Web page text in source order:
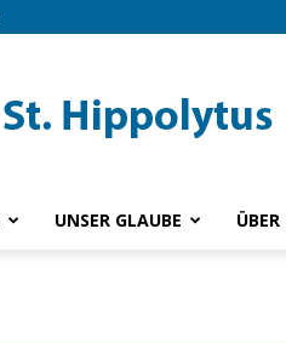
UNSER GLAUBE ÜBER